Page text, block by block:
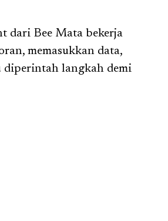
dari Bee Mata bekerja
memasukkan data,
diperintah langkah demi